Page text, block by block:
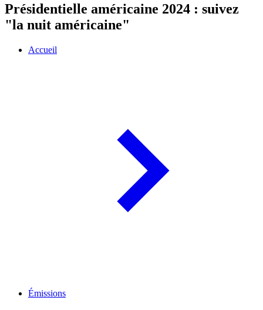
Présidentielle américaine 2024 : suivez
"la nuit américaine"
Accueil
Émissions